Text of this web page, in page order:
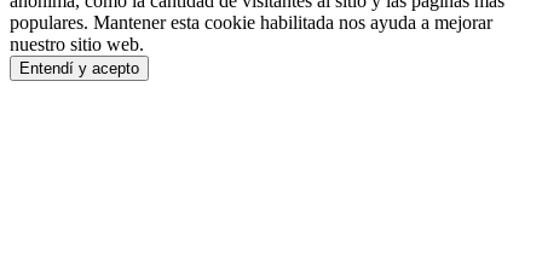
populares. Mantener esta cookie habilitada nos ayuda a mejorar
nuestro sitio web.
Entendí y acepto